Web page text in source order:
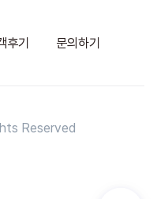
후기 문의하기
Reserved